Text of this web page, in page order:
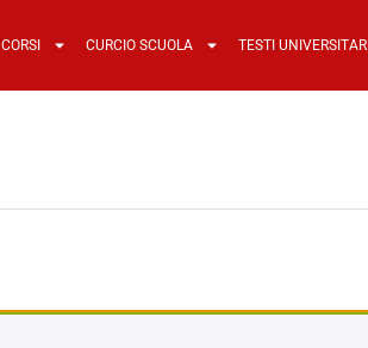
CORSI CURCIO SCUOLA TESTI UNIVERSITARI